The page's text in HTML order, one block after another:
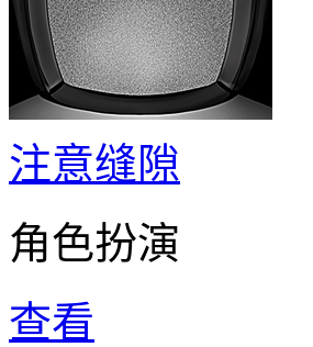
注意缝隙
角色扮演
查看